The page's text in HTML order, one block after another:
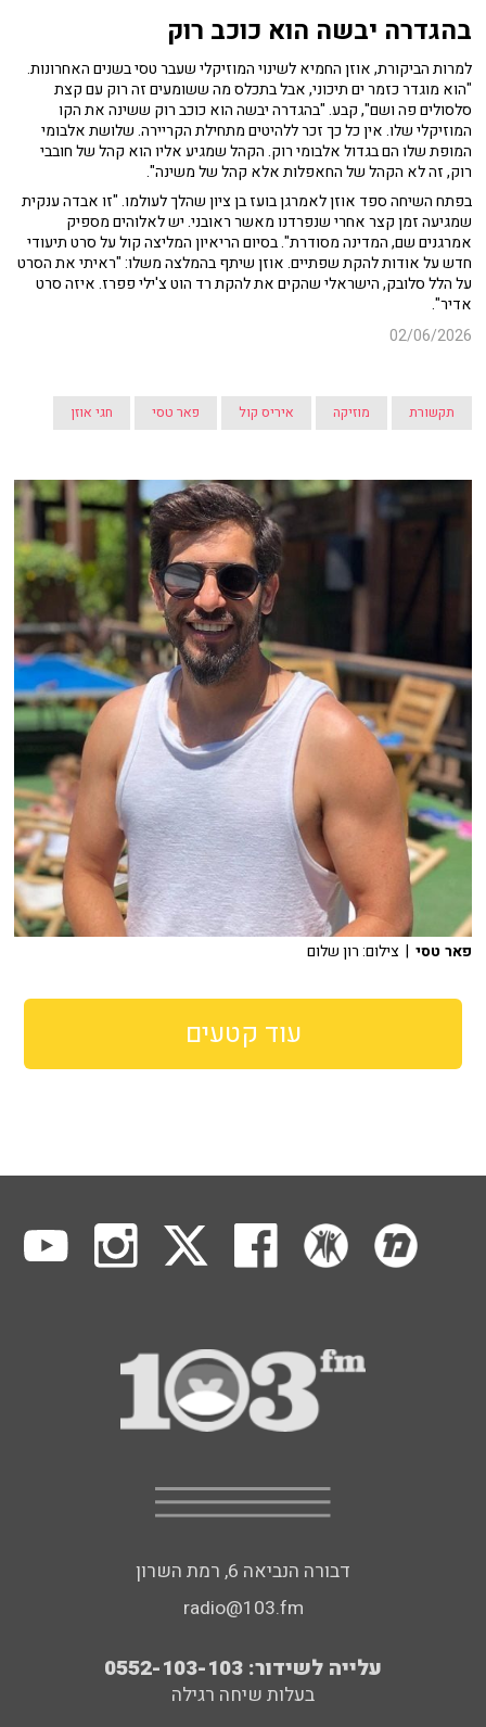
בהגדרה יבשה הוא כוכב רוק
למרות הביקורת, אוזן החמיא לשינוי המוזיקלי שעבר טסי בשנים האחרונות.
"הוא מוגדר כזמר ים תיכוני, אבל בתכלס מה ששומעים זה רוק עם קצת
סלסולים פה ושם", קבע. "בהגדרה יבשה הוא כוכב רוק ששינה את הקו
המוזיקלי שלו. אין כל כך זכר ללהיטים מתחילת הקריירה. שלושת אלבומי
המופת שלו הם בגדול אלבומי רוק. הקהל שמגיע אליו הוא קהל של חובבי
רוק, זה לא הקהל של החאפלות אלא קהל של משינה".
בפתח השיחה ספד אוזן לאמרגן בועז בן ציון שהלך לעולמו. "זו אבדה ענקית
שמגיעה זמן קצר אחרי שנפרדנו מאשר ראובני. יש לאלוהים מספיק
אמרגנים שם, המדינה מסודרת". בסיום הריאיון המליצה קול על סרט תיעודי
חדש על אודות להקת שפתיים. אוזן שיתף בהמלצה משלו: "ראיתי את הסרט
על הלל סלובק, הישראלי שהקים את להקת רד הוט צ'ילי פפרז. איזה סרט
אדיר".
02/06/2026
תקשורת מוזיקה איריס קול פאר טסי חגי אוזן
פאר טסי | צילום: רון שלום
עוד קטעים
דבורה הנביאה 6, רמת השרון
radio@103.fm
עלייה לשידור: 0552-103-103
בעלות שיחה רגילה